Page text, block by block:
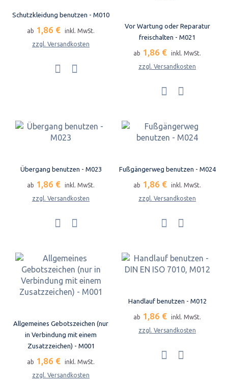
Schutzkleidung benutzen - M010
ab 1,86 €
inkl. MwSt.
zzgl. Versandkosten
Vor Wartung oder Reparatur
freischalten - M021
ab 1,86 €
inkl. MwSt.
zzgl. Versandkosten
Übergang benutzen - M023
ab 1,86 €
inkl. MwSt.
zzgl. Versandkosten
Fußgängerweg benutzen - M024
ab 1,86 €
inkl. MwSt.
zzgl. Versandkosten
Allgemeines Gebotszeichen (nur
in Verbindung mit einem
Zusatzzeichen) - M001
ab 1,86 €
inkl. MwSt.
zzgl. Versandkosten
Handlauf benutzen - M012
ab 1,86 €
inkl. MwSt.
zzgl. Versandkosten